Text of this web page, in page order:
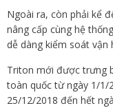
Ngoài ra, còn phải kể
nâng cấp cùng hệ
dễ dàng kiểm soát vận
Triton mới được trưng
toàn quốc từ ngày 1/1/
25/12/2018 đến hết